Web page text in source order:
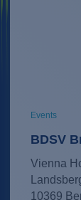
Events
BDSV
Vienna
10369